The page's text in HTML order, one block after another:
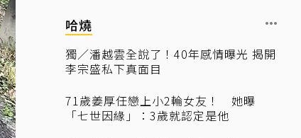
哈燒
獨／潘越雲全說了！40年感情曝光 揭開
李宗盛私下真面目
71歲姜厚任戀上小2輪女友！ 她曝
「七世因緣」：3歲就認定是他